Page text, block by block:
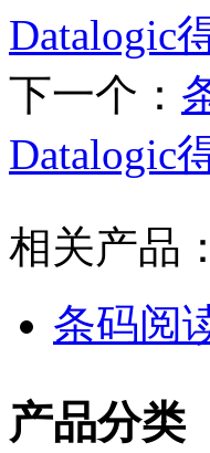
Datalogic
下一个：
Datalogic
相关产品：
条码阅
产品分类